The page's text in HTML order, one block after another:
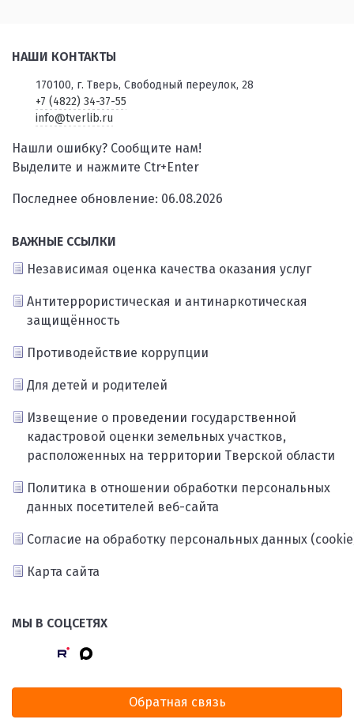
НАШИ КОНТАКТЫ
170100, г. Тверь, Свободный переулок, 28
+7 (4822) 34-37-55
info@tverlib.ru
Нашли ошибку? Сообщите нам!
Выделите и нажмите Ctr+Enter
Последнее обновление: 06.08.2026
ВАЖНЫЕ ССЫЛКИ
Независимая оценка качества оказания услуг
Антитеррористическая и антинаркотическая
защищённость
Противодействие коррупции
Для детей и родителей
Извещение о проведении государственной
кадастровой оценки земельных участков,
расположенных на территории Тверской области
Политика в отношении обработки персональных
данных посетителей веб-сайта
Согласие на обработку персональных данных
Карта сайта
МЫ В СОЦСЕТЯХ
Обратная связь